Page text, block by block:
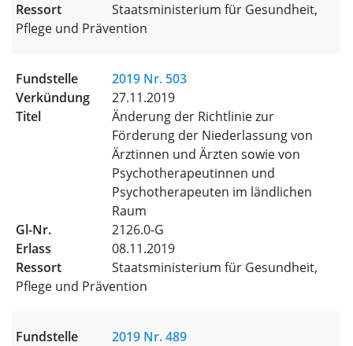
Staatsministerium für Gesundheit,
Pflege und Prävention
2019 Nr. 503
27.11.2019
Änderung der Richtlinie zur
Förderung der Niederlassung von
Ärztinnen und Ärzten sowie von
Psychotherapeutinnen und
Psychotherapeuten im ländlichen
Raum
2126.0-G
08.11.2019
Staatsministerium für Gesundheit,
Pflege und Prävention
2019 Nr. 489